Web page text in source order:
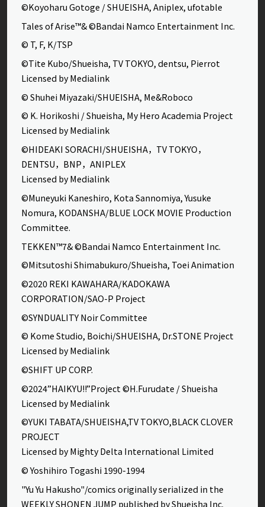
©Koyoharu Gotoge / SHUEISHA, Aniplex, ufotable
Tales of Arise™& ©Bandai Namco Entertainment Inc.
© T, F, K/TSP
©Tite Kubo/Shueisha, TV TOKYO, dentsu, Pierrot
Licensed by Medialink
© Shuhei Miyazaki/SHUEISHA, Me&Roboco
© K. Horikoshi / Shueisha, My Hero Academia Project
Licensed by Medialink
©HIDEAKI SORACHI/SHUEISHA，TV TOKYO，
DENTSU，BNP，ANIPLEX
Licensed by Medialink
©Muneyuki Kaneshiro, Kota Sannomiya, Yusuke
Nomura, KODANSHA/BLUE LOCK MOVIE Production
Committee.
TEKKEN™7& ©Bandai Namco Entertainment Inc.
©Mitsutoshi Shimabukuro/Shueisha, Toei Animation
©2020 REKI KAWAHARA/KADOKAWA
CORPORATION/SAO-P Project
©SYNDUALITY Noir Committee
© Kome Studio, Boichi/SHUEISHA, Dr.STONE Project
Licensed by Medialink
©SHIFT UP CORP.
©2024”HAIKYU!!”Project ©H.Furudate / Shueisha
Licensed by Medialink
©YUKI TABATA/SHUEISHA,TV TOKYO,BLACK CLOVER
PROJECT
Licensed by Mighty Delta International Limited
© Yoshihiro Togashi 1990-1994
"Yu Yu Hakusho"/comics originally serialized in the
WEEKLY SHONEN JUMP published by Shueisha Inc.